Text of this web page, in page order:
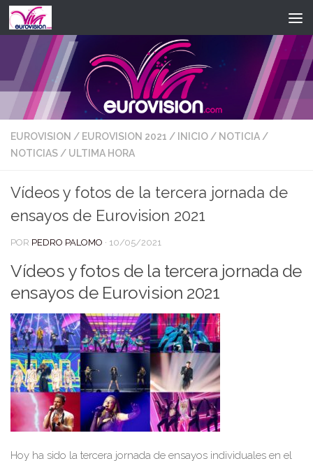
Saltar al contenido
EUROVISION / EUROVISION 2021 / INICIO/ NOTICIA/
NOTICIAS/ ULTIMA HORA
Vídeos y fotos de la tercera jornada de
ensayos de Eurovision 2021
POR PEDRO PALOMO · 10/05/2021
Vídeos y fotos de la tercera jornada de
ensayos de Eurovision 2021
Hoy ha sido la tercera jornada de ensayos individuales en el